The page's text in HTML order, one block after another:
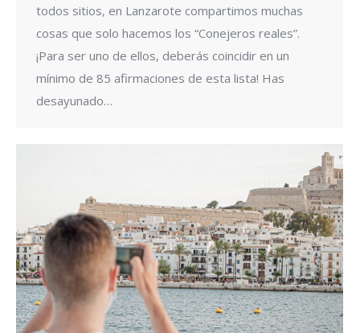
todos sitios, en Lanzarote compartimos muchas
cosas que solo hacemos los “Conejeros reales”.
¡Para ser uno de ellos, deberás coincidir en un
mínimo de 85 afirmaciones de esta lista! Has
desayunado…